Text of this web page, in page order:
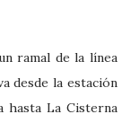
ramal de la línea
desde la estación
hasta La Cisterna